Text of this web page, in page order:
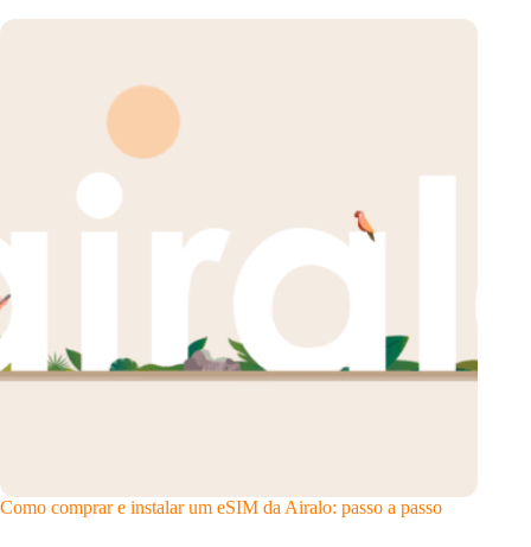
Como comprar e instalar um eSIM da Airalo: passo a passo